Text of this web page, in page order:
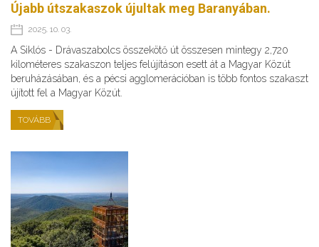
Újabb útszakaszok újultak meg Baranyában.
2025. 10. 03.
A Siklós - Drávaszabolcs összekötő út összesen mintegy 2,720
kilométeres szakaszon teljes felújításon esett át a Magyar Közút
beruházásában, és a pécsi agglomerációban is több fontos szakaszt
újított fel a Magyar Közút.
TOVÁBB